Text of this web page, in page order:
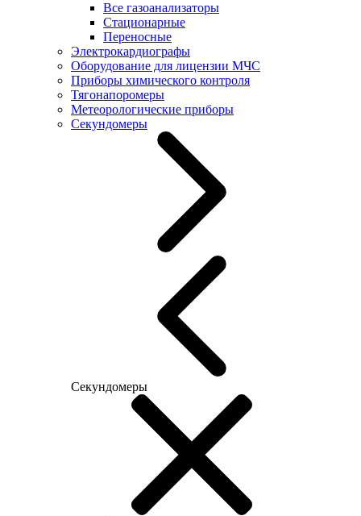
Все газоанализаторы
Cтационарные
Переносные
Электрокардиографы
Оборудование для лицензии МЧС
Приборы химического контроля
Тягонапоромеры
Метеорологические приборы
Секундомеры
Секундомеры